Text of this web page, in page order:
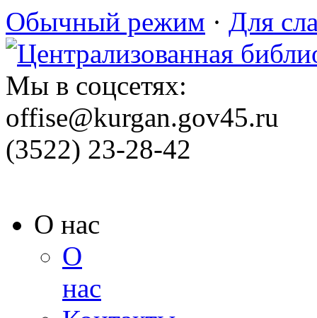
Обычный режим · Для
Мы в соцсетях:
offise@kurgan.gov45.ru
(3522) 23-28-42
О нас
О
нас